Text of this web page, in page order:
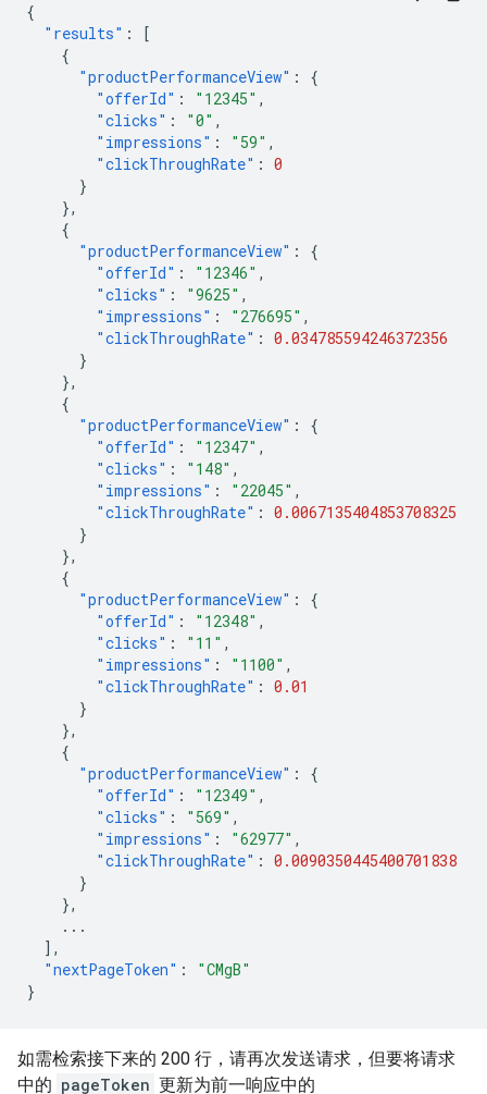
{
"results" :
[
{
"productPerformanceView" :
{
"offerId" : "12345" ,
"clicks" : "0" ,
"impressions" : "59" ,
"clickThroughRate" : 0
}
},
{
"productPerformanceView" :
{
"offerId" : "12346" ,
"clicks" : "9625" ,
"impressions" : "276695" ,
"clickThroughRate" : 0.034785594246372356
}
},
{
"productPerformanceView" :
{
"offerId" : "12347" ,
"clicks" : "148" ,
"impressions" : "22045" ,
"clickThroughRate" : 0.0067135404853708325
}
},
{
"productPerformanceView" :
{
"offerId" : "12348" ,
"clicks" : "11" ,
"impressions" : "1100" ,
"clickThroughRate" : 0.01
}
},
{
"productPerformanceView" :
{
"offerId" : "12349" ,
"clicks" : "569" ,
"impressions" : "62977" ,
"clickThroughRate" : 0.0090350445400701838
}
},
...
],
"nextPageToken" :
"CMgB"
}
如需检索接下来的 200 行，请再次发送请求，但要将请求
中的 pageToken 更新为前一响应中的